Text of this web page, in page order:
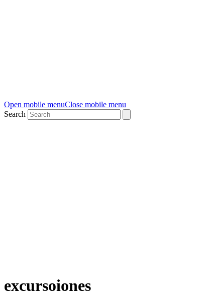
Open mobile menuClose mobile menu
Search
excursoiones